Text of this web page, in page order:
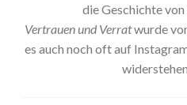
die Geschichte
Vertrauen und Verratwurde
es auch noch oft auf